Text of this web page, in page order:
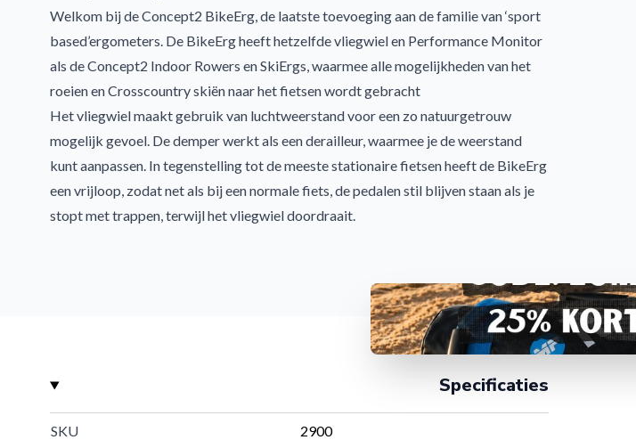
Welkom bij de Concept2 BikeErg, de laatste toevoeging aan de familie van ‘sport
based’ergometers. De BikeErg heeft hetzelfde vliegwiel en Performance Monitor
als de Concept2 Indoor Rowers enSkiErgs, waarmee alle mogelijkheden van het
roeien en Crosscountry skiën naar het fietsen wordt gebracht
Het vliegwiel maakt gebruik van luchtweerstand voor een zo natuurgetrouw
mogelijk gevoel. De demper werkt als een derailleur, waarmee je de weerstand
kunt aanpassen. In tegenstelling tot de meeste stationaire fietsen heeft de BikeErg
een vrijloop, zodat net als bij een normale fiets, de pedalen stil blijven staan als je
stopt met trappen, terwijl het vliegwiel doordraait.
gekalibreerd voor grote nauwkeurigheid, zodat je je resultaten met anderen kunt
De BikeErg komt van een bedrijf met meer dan 40 jaar ervaring met het maken van
binnen je ook zoekt, weer fit worden of nog net een stap maken voor je volgende
race, de Concept2 BikeErg is de perfecte machine voor jou!
Specificaties
SKU 2900